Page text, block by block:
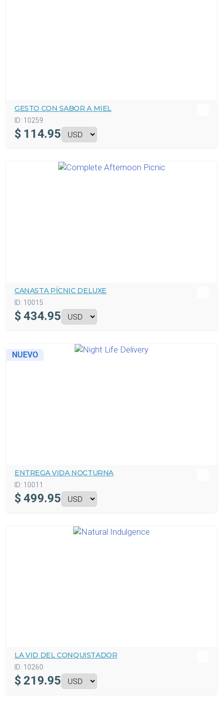
GESTO CON SABOR A MIEL
ID: 10259
$ 114.95
CANASTA PÍCNIC DELUXE
ID: 10015
$ 434.95
NUEVO
ENTREGA VIDA NOCTURNA
ID: 10011
$ 499.95
LA VID DEL CONQUISTADOR
ID: 10260
$ 219.95